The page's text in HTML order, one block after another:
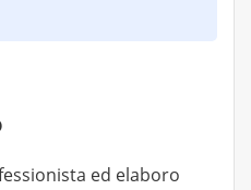
ed elaboro